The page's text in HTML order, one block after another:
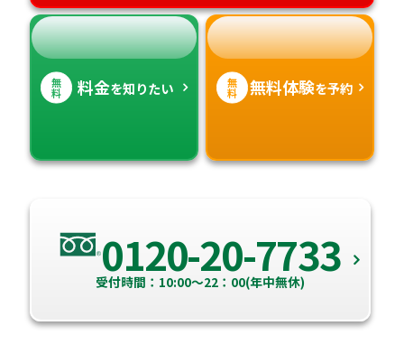
無
料 料金を知りたい 無
料 無料体験を予約
0120-20-7733
受付時間：10:00～22：00(年中無休)